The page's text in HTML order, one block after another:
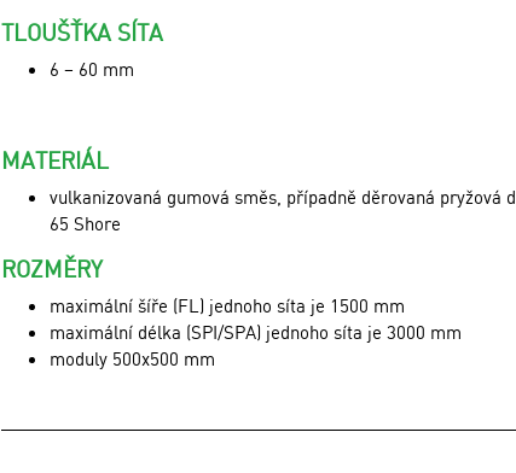
TLOUŠŤKA SÍTA
6 – 60 mm
MATERIÁL
vulkanizovaná gumová směs, případně děrovaná pryžová
65 Shore
ROZMĚRY
maximální šíře (FL) jednoho síta je 1500 mm
maximální délka (SPI/SPA) jednoho síta je 3000 mm
moduly 500x500 mm